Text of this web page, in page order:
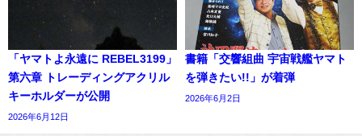
「ヤマトよ永遠に REBEL3199」
第六章 トレーディングアクリル
キーホルダーが公開
2026年6月12日
書籍「交響組曲 宇宙戦艦ヤマト
を弾きたい!!」が着弾
2026年6月2日